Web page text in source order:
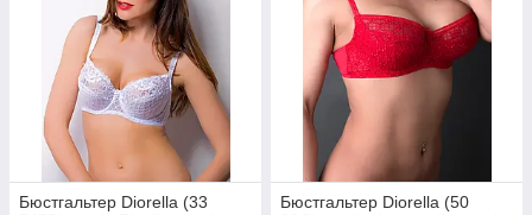
Бюстгальтер Diorella (33
Бюстгальтер Diorella (50